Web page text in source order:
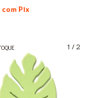
com Pix
1 / 2